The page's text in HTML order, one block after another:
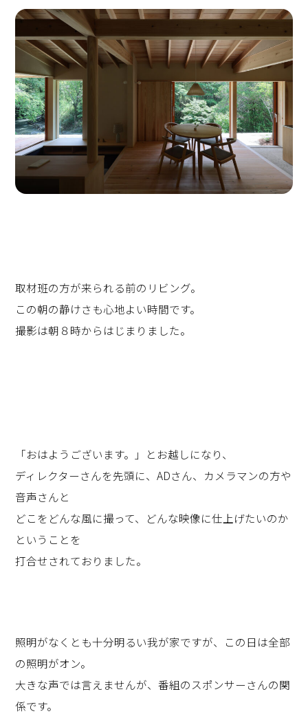
取材班の方が来られる前のリビング。
この朝の静けさも心地よい時間です。
撮影は朝８時からはじまりました。
「おはようございます。」とお越しになり、
ディレクターさんを先頭に、ADさん、カメラマンの方や
音声さんと
どこをどんな風に撮って、どんな映像に仕上げたいのか
ということを
打合せされておりました。
照明がなくとも十分明るい我が家ですが、この日は全部
の照明がオン。
大きな声では言えませんが、番組のスポンサーさんの関
係です。